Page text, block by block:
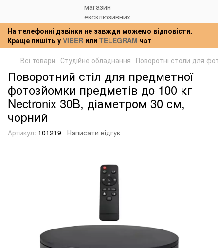
На телефонні дзвінки не завжди можемо відповісти.
Краще пишіть у VIBER или TELEGRAM чат
Всі товари Студійне обладнання Поворотні столи для
Поворотний стіл для предметної
фотозйомки предметів до 100 кг
Nectronix 30B, діаметром 30 см,
чорний
Артикул: 101219 Написати відгук